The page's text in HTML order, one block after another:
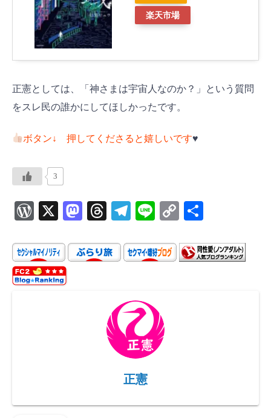
楽天市場
正憲としては、「神さまは宇宙人なのか？」という質問
をスレ民の誰かにしてほしかったです。
ボタン↓ 押してくださると嬉しいです♥️
3
W
d
P
re
X
M
to
d
T
ea
ds
Te
gr
a
Li
C
p
y
正憲